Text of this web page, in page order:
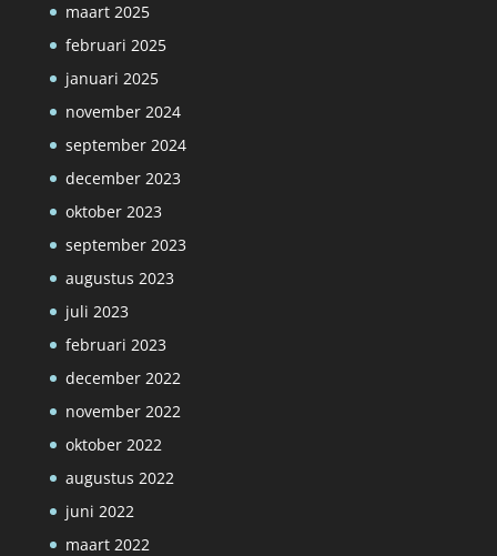
maart 2025
februari 2025
januari 2025
november 2024
september 2024
december 2023
oktober 2023
september 2023
augustus 2023
juli 2023
februari 2023
december 2022
november 2022
oktober 2022
augustus 2022
juni 2022
maart 2022